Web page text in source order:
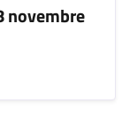
novembre